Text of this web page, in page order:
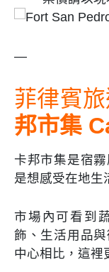
—
菲律賓
邦市集
卡邦市集是宿
是想感受在地生
市場內可看到
飾、生活用品
中心相比，這裡